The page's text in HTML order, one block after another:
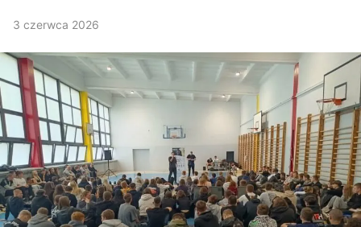
3 czerwca 2026